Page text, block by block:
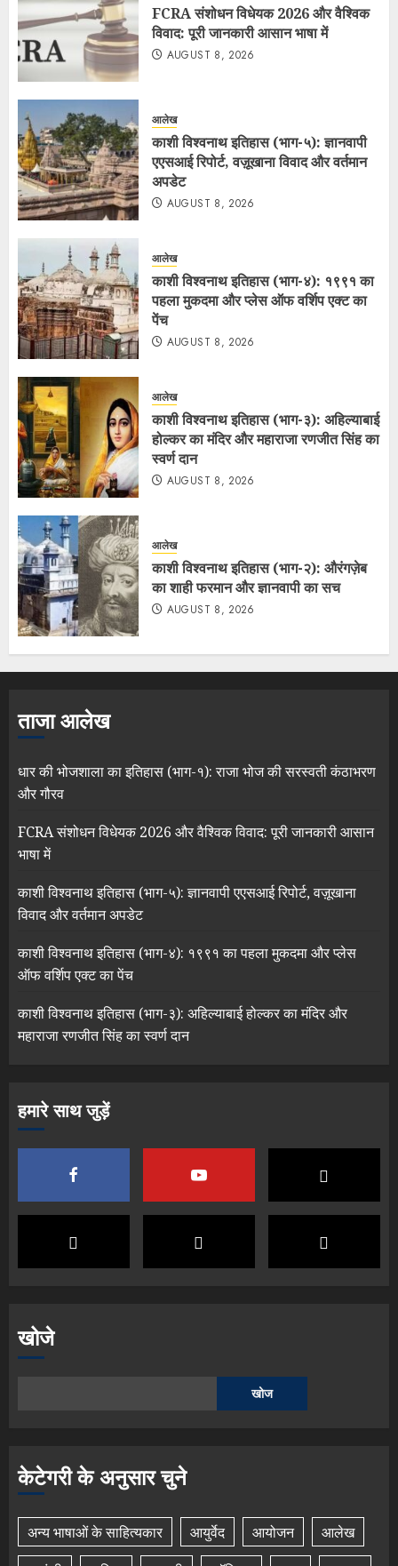
FCRA संशोधन विधेयक 2026 और वैश्विक
विवाद: पूरी जानकारी आसान भाषा में
AUGUST 8, 2026
आलेख
काशी विश्वनाथ इतिहास (भाग-५): ज्ञानवापी
एएसआई रिपोर्ट, वज़ूखाना विवाद और वर्तमान
अपडेट
AUGUST 8, 2026
आलेख
काशी विश्वनाथ इतिहास (भाग-४): १९९१ का
पहला मुकदमा और प्लेस ऑफ वर्शिप एक्ट का
पेंच
AUGUST 8, 2026
आलेख
काशी विश्वनाथ इतिहास (भाग-३): अहिल्याबाई
होल्कर का मंदिर और महाराजा रणजीत सिंह का
स्वर्ण दान
AUGUST 8, 2026
आलेख
काशी विश्वनाथ इतिहास (भाग-२): औरंगज़ेब
का शाही फरमान और ज्ञानवापी का सच
AUGUST 8, 2026
ताजा आलेख
धार की भोजशाला का इतिहास (भाग-१): राजा भोज की सरस्वती कंठाभरण
और गौरव
FCRA संशोधन विधेयक 2026 और वैश्विक विवाद: पूरी जानकारी आसान
भाषा में
काशी विश्वनाथ इतिहास (भाग-५): ज्ञानवापी एएसआई रिपोर्ट, वज़ूखाना
विवाद और वर्तमान अपडेट
काशी विश्वनाथ इतिहास (भाग-४): १९९१ का पहला मुकदमा और प्लेस
ऑफ वर्शिप एक्ट का पेंच
काशी विश्वनाथ इतिहास (भाग-३): अहिल्याबाई होल्कर का मंदिर और
महाराजा रणजीत सिंह का स्वर्ण दान
हमारे साथ जुड़ें
खोजे
खोज
केटेगरी के अनुसार चुने
अन्य भाषाओं के साहित्यकार आयुर्वेद आयोजन
आलेख